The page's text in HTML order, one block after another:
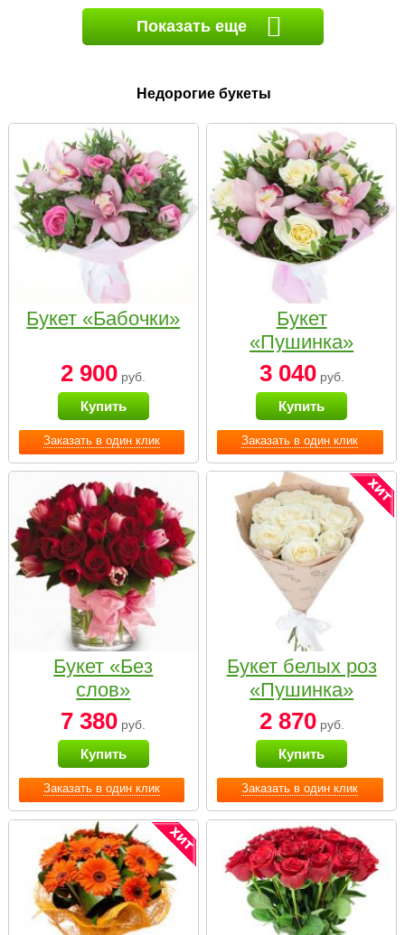
Показать еще
Недорогие букеты
Заказать в один клик
Букет «Бабочки»
2 900 руб.
Купить
Заказать в один клик
Букет
«Пушинка»
3 040руб.
Купить
Заказать в один клик
Букет «Без
слов»
7 380 руб.
Купить
Заказать в один клик
Букет белых роз
«Пушинка»
2 870руб.
Купить